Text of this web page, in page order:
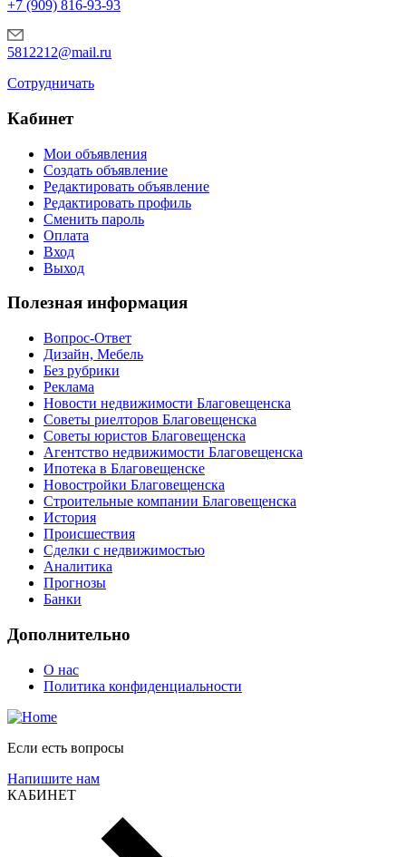
+7 (909) 816-93-93
5812212@mail.ru
Сотрудничать
Кабинет
Мои объявления
Создать объявление
Редактировать объявление
Редактировать профиль
Сменить пароль
Оплата
Вход
Выход
Полезная информация
Вопрос-Ответ
Дизайн, Мебель
Без рубрики
Реклама
Новости недвижимости Благовещенска
Советы риелторов Благовещенска
Советы юристов Благовещенска
Агентство недвижимости Благовещенска
Ипотека в Благовещенске
Новостройки Благовещенска
Строительные компании Благовещенска
История
Происшествия
Сделки с недвижимостью
Аналитика
Прогнозы
Банки
Дополнительно
О нас
Политика конфиденциальности
Если есть вопросы
Напишите нам
КАБИНЕТ